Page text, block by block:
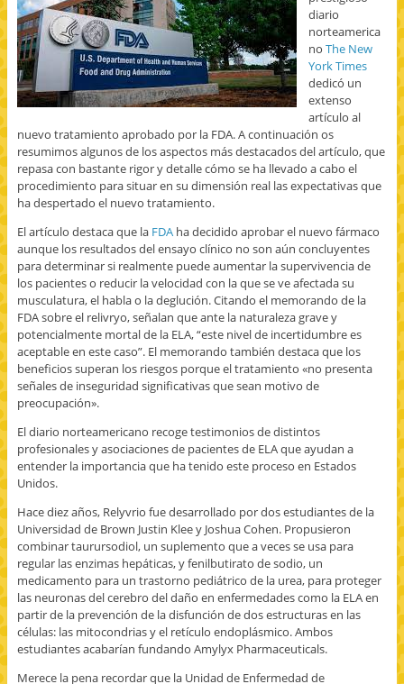
diario
norteamerica
no The New
York Times
dedicó un
extenso
artículo al
nuevo tratamiento aprobado por la FDA. A continuación os
resumimos algunos de los aspectos más destacados del artículo, que
repasa con bastante rigor y detalle cómo se ha llevado a cabo el
procedimiento para situar en su dimensión real las expectativas que
ha despertado el nuevo tratamiento.
El artículo destaca que la FDAha decidido aprobar el nuevo fármaco
aunque los resultados del ensayo clínico no son aún concluyentes
para determinar si realmente puede aumentar la supervivencia de
los pacientes o reducir la velocidad con la que se ve afectada su
musculatura, el habla o la deglución. Citando el memorando de la
FDA sobre el relivryo, señalan que ante la naturaleza grave y
potencialmente mortal de la ELA, “este nivel de incertidumbre es
aceptable en este caso”. El memorando también destaca que los
beneficios superan los riesgos porque el tratamiento «no presenta
señales de inseguridad significativas que sean motivo de
preocupación».
El diario norteamericano recoge testimonios de distintos
profesionales y asociaciones de pacientes de ELA que ayudan a
entender la importancia que ha tenido este proceso en Estados
Unidos.
Hace diez años, Relyvrio fue desarrollado por dos estudiantes de la
Universidad de Brown Justin Klee y Joshua Cohen. Propusieron
combinar taurursodiol, un suplemento que a veces se usa para
regular las enzimas hepáticas, y fenilbutirato de sodio, un
medicamento para un trastorno pediátrico de la urea, para proteger
las neuronas del cerebro del daño en enfermedades como la ELA en
partir de la prevención de la disfunción de dos estructuras en las
células: las mitocondrias y el retículo endoplásmico. Ambos
estudiantes acabarían fundando Amylyx Pharmaceuticals.
Merece la pena recordar que la Unidad de Enfermedad de